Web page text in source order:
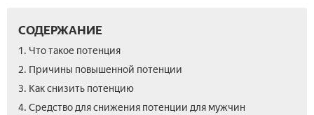
СОДЕРЖАНИЕ
1. Что такое потенция
2. Причины повышенной потенции
3. Как снизить потенцию
4. Средство для снижения потенции для мужчин